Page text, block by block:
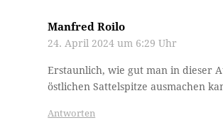
Manfred Roilo
24. April 2024 um 6:29 Uhr
Erstaunlich, wie gut man in dieser
östlichen Sattelspitze ausmachen
Antworten